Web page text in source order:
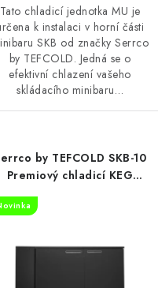
Tato chladicí jednotka MU je
k instalaci v horní části
SKB od značky Serrco
by TEFCOLD. Jedná se o
efektivní chlazení vašeho
skládacího minibaru…
by TEFCOLD SKB-10
Premiový chladicí KEG